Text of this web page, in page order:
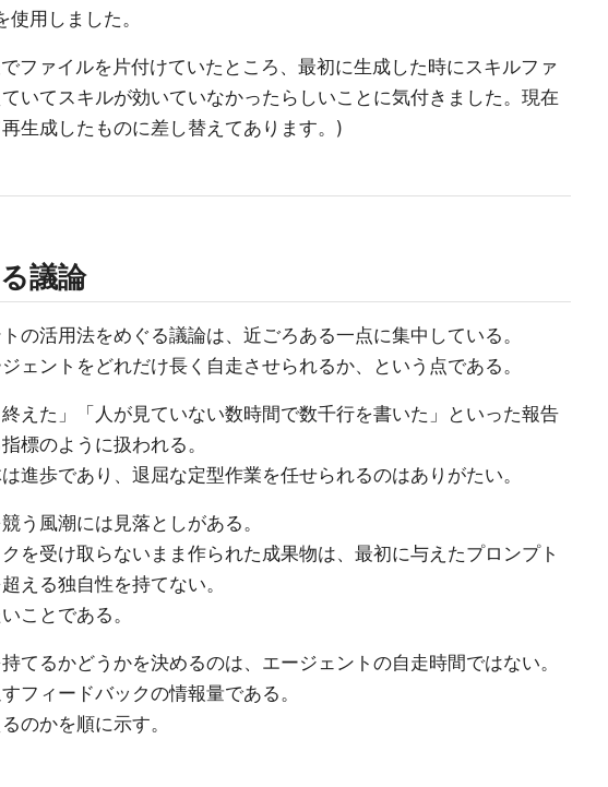
用しました。
ファイルを片付けていたところ、最初に生成した時にスキルファ
いてスキルが効いていなかったらしいことに気付きました。現在
生成したものに差し替えてあります。)
議論
の活用法をめぐる議論は、近ごろある一点に集中している。
ェントをどれだけ長く自走させられるか、という点である。
終えた」「人が見ていない数時間で数千行を書いた」といった報告
標のように扱われる。
進歩であり、退屈な定型作業を任せられるのはありがたい。
う風潮には見落としがある。
を受け取らないまま作られた成果物は、最初に与えたプロンプト
える独自性を持てない。
ことである。
てるかどうかを決めるのは、エージェントの自走時間ではない。
フィードバックの情報量である。
のかを順に示す。